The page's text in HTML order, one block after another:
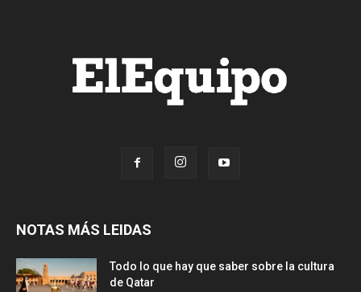
NOTAS MÁS LEIDAS
Todo lo que hay que saber sobre la cultura
de Qatar